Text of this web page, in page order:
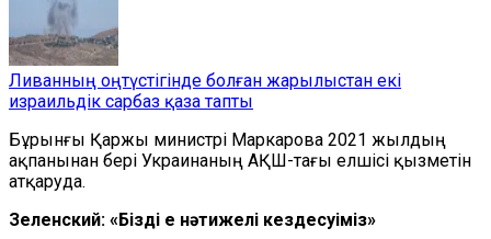
Ливанның оңтүстігінде болған жарылыстан екі
израильдік сарбаз қаза тапты
Бұрынғы Қаржы министрі Маркарова 2021 жылдың
ақпанынан бері Украинаның АҚШ-тағы елшісі қызметін
атқаруда.
Зеленский: «Біздің ең нәтижелі кездесуіміз»